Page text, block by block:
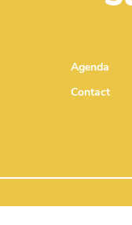
Agenda
Contact